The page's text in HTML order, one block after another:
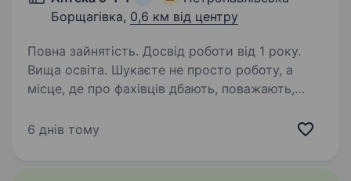
Борщагівка, 0,6 км від центру
Повна зайнятість. Досвід роботи від 1 року.
Вища освіта. Шукаєте не просто роботу, а
місце, де про фахівців дбають, поважають,
до команди аптечної мережі «Аптека 9−1−1»!
6 днів тому